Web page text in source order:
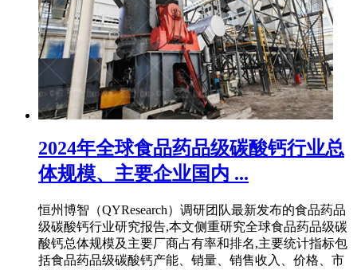
2024年全球食品药品级碳酸钙行业总
体规模、主要企业国内 ...
恒州博智（QYResearch）调研团队最新发布的食品药品
级碳酸钙行业研究报告,本文侧重研究全球食品药品级碳
酸钙总体规模及主要厂商占有率和排名,主要统计指标包
括食品药品级碳酸钙产能、销量、销售收入、价格、市